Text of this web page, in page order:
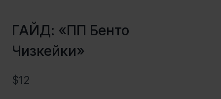
ГАЙД: «ПП Бенто
Чизкейки»
$12